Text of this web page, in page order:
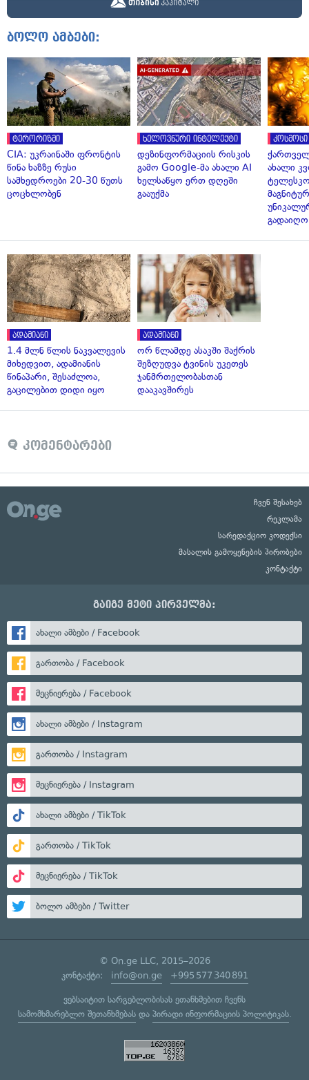
ბოლო ამბები:
ტერორიზმი
CIA: უკრაინაში ფრონტის
წინა ხაზზე რუსი
სამხედროები 20-30 წუთს
ცოცხლობენ
ხელოვნური ინტელექტი
დეზინფორმაციის რისკის
გამო Google-მა ახალი AI
ხელსაწყო ერთ დღეში
გააუქმა
კოსმოსი
ახალი
გადაიღო
ადამიანი
1.4 მლნ წლის ნაკვალევის
მიხედვით, ადამიანის
წინაპარი, შესაძლოა,
გაცილებით დიდი იყო
ადამიანი
ორ წლამდე ასაკში შაქრის
შეზღუდვა ტვინის უკეთეს
ჯანმრთელობასთან
დააკავშირეს
კომენტარები
ჩვენ შესახებ
რეკლამა
სარედაქციო კოდექსი
მასალის გამოყენების პირობები
კონტაქტი
გაიგე მეტი პირველმა:
ახალი ამბები / Facebook
გართობა / Facebook
მეცნიერება / Facebook
ახალი ამბები / Instagram
გართობა / Instagram
მეცნიერება / Instagram
ახალი ამბები / TikTok
გართობა / TikTok
მეცნიერება / TikTok
ბოლო ამბები / Twitter
© On.ge LLC, 2015–2026
კონტაქტი: info@on.ge +995 577 340 891
ვებსაიტით სარგებლობისას ეთანხმებით ჩვენს
სამომხმარებლო შეთანხმებასდა პირადი ინფორმაციის პოლიტიკას.